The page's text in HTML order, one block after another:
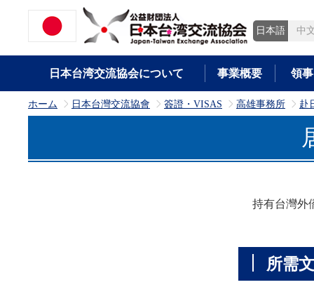
日本語 中
日本台湾交流協会について 事業概要 領
ホーム >
日本台灣交流協會 >
簽證・VISAS >
高雄事務所 >
赴
持有台灣外
所需